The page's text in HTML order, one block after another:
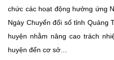
chức các hoạt động hưởng ứng
Ngày Chuyển đổi số tỉnh Quảng
huyện nhằm nâng cao trách
huyện đến cơ sở…